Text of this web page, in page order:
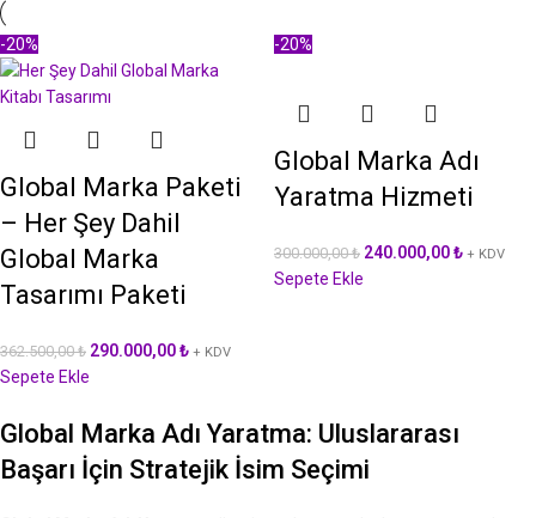
-20%
Global Marka Paketi
– Her Şey Dahil
Global Marka
Tasarımı Paketi
362.500,00₺ 290.000,00₺ + KDV
Sepete Ekle
-20%
Global Marka Adı
Yaratma Hizmeti
300.000,00₺ 240.000,00₺ + KDV
Sepete Ekle
Global Marka Adı Yaratma: Uluslararası
Başarı İçin Stratejik İsim Seçimi